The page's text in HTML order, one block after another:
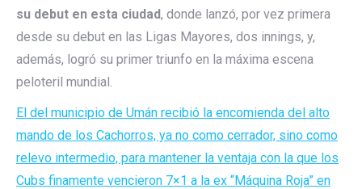
su debut en esta ciudad, donde lanzó, por vez primera
desde su debut en las Ligas Mayores, dos innings, y,
además, logró su primer triunfo en la máxima escena
peloteril mundial.
El del municipio de Umán recibió la encomienda del alto
mando de los Cachorros, ya no como cerrador, sino como
relevo intermedio, para mantener la ventaja con la que los
Cubs finamente vencieron 7×1 a la ex “Máquina Roja” en